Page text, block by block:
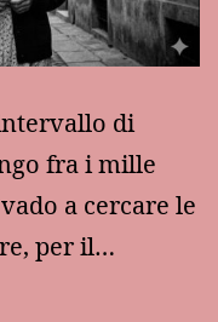
di
fra i mille
a cercare le
per il…